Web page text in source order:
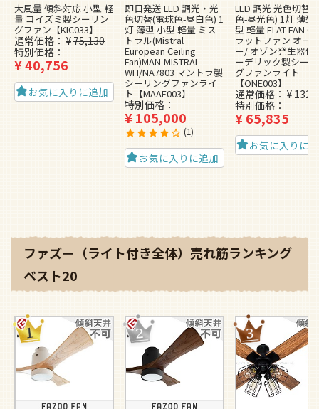
大風量 傾斜対応 小型 軽
量 コイズミ製シーリン
グファン【KIC033】
通常価格 ¥75,130
特別価格
¥40,756
お気に入りに追加
即日発送 LED 調光・光
色切替(電球色-昼白色) 1
灯 薄型 小型 軽量 ミス
トラル(Mistral
European Ceiling
Fan)MAN-MISTRAL-
WH/NA7803 マントラ製
シーリングファンライ
ト【MAAE003】
特別価格
¥105,000
1
お気に入りに追加
LED 調光 光色切替(
色-昼光色) 1灯 薄型
型 軽量 FLAT FAN
ラットファン オー
ー/ オゾン発生器付
ーデリック製シー
グファンライト
【ONE003】
通常価格 ¥
特別価格
¥65,835
お気に入りに
ファズー（ライト付き全体）売れ筋ランキング
ベスト20